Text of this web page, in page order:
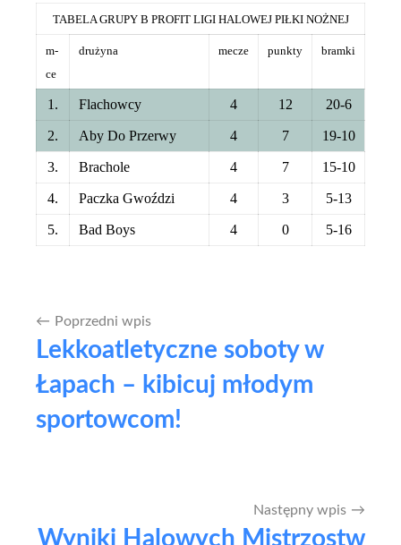
TABELA GRUPY B PROFIT LIGI HALOWEJ PIŁKI NOŻNEJ
m-
ce
drużyna mecze punkty bramki
1. Flachowcy 4 12 20-6
2. Aby Do Przerwy 4 7 19-10
3. Brachole 4 7 15-10
4. Paczka Gwoździ 4 3 5-13
5. Bad Boys 4 0 5-16
Nawigacja
wpisu
Poprzedni wpis
Lekkoatletyczne soboty w
Łapach – kibicuj młodym
sportowcom!
Następny wpis
Wyniki Halowych Mistrzostw